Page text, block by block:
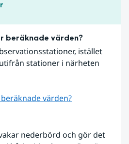
beräknade värden?
istället
stationer i närheten
värden?
nederbörd och gör det